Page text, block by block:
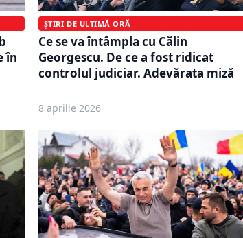
în
ȘTIRI DE ULTIMĂ ORĂ
Ce se va întâmpla cu Călin
Georgescu. De ce a fost ridicat
controlul judiciar. Adevărata miză
8 aprilie 2026